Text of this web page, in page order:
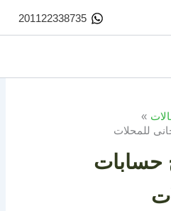
201122338735
للمحلات
حسابات